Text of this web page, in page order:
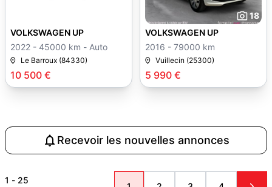
10 500 €
VOLKSWAGEN UP
2022 - 45000 km - Auto
Le Barroux (84330)
18
5 990 €
VOLKSWAGEN UP
2016 - 79000 km
Vuillecin (25300)
Recevoir les nouvelles annonces
1 - 25